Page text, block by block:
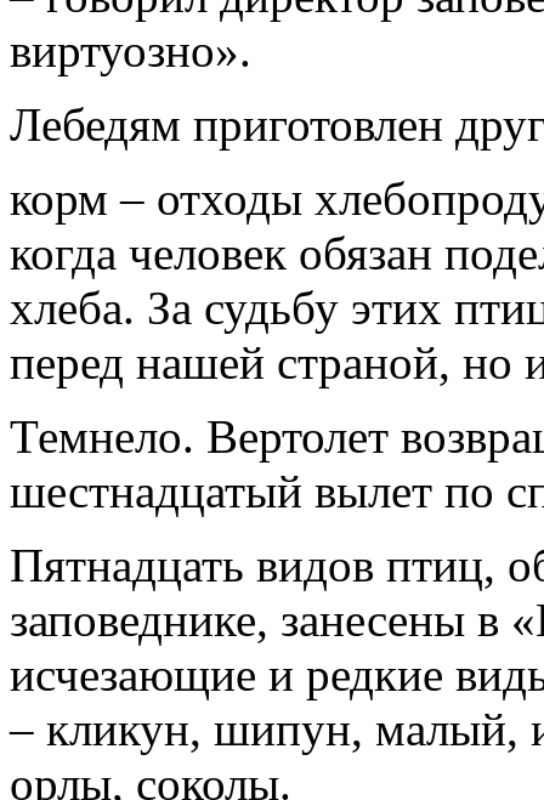
виртуозно».
Лебедям приготовлен
корм – отходы
когда человек обязан
хлеба. За судьбу этих
перед нашей страной, но
Темнело. Вертолет
шестнадцатый вылет по
Пятнадцать видов птиц,
заповеднике, занесены
исчезающие и редкие
– кликун, шипун, малый,
орлы, соколы.